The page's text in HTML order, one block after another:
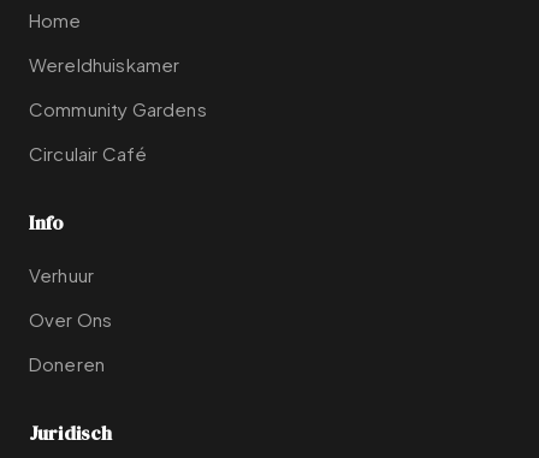
Home
Wereldhuiskamer
Community Gardens
Circulair Café
Info
Verhuur
Over Ons
Doneren
Juridisch